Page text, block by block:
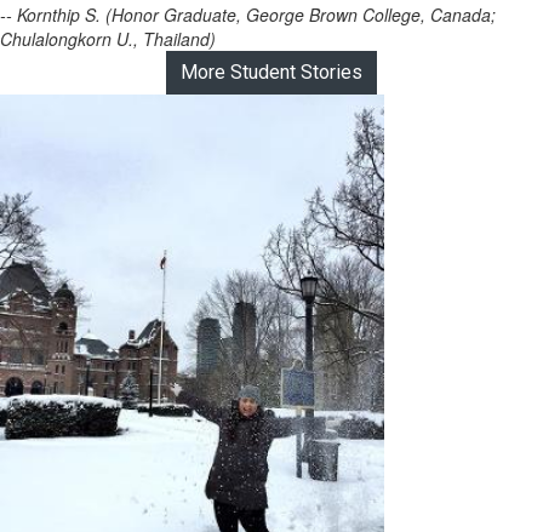
-- Kornthip S. (Honor Graduate, George Brown College, Canada;
Chulalongkorn U., Thailand)
More Student Stories